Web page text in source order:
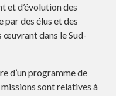
et d’évolution des
par des élus et des
œuvrant dans le Sud-
d’un programme de
sont relatives à